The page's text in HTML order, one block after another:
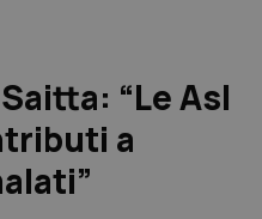
“Le Asl
a